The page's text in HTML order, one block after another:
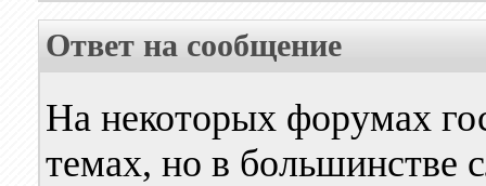
Ответ на сообщение
На некоторых форумах
темах, но в большинстве